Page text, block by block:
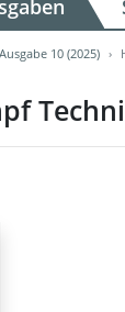
Ausgabe 10 (2025)